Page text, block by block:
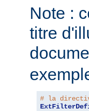
Note :
titre
# la